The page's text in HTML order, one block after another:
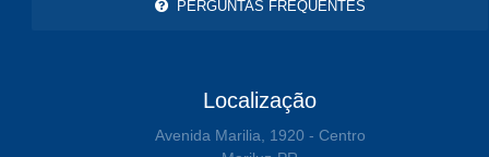
PERGUNTAS FREQUENTES
Localização
Avenida Marilia, 1920 - Centro